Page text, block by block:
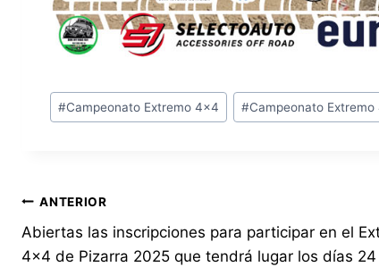
Etiquetas
de
#Campeonato Extremo 4x4 #Campeonato
Navegación
de
ANTERIOR
Abiertas las inscripciones para participar en el
4×4 de Pizarra 2025 que tendrá lugar los días